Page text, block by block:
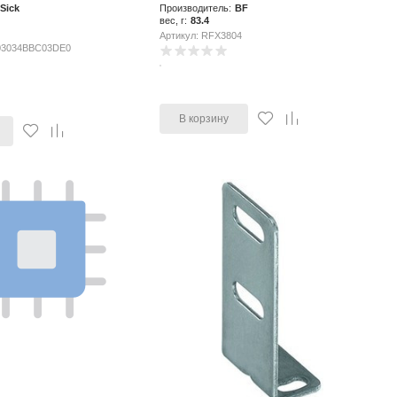
Sick Производитель: BF
вес, г: 83.4
Артикул: RFX3804
В корзину